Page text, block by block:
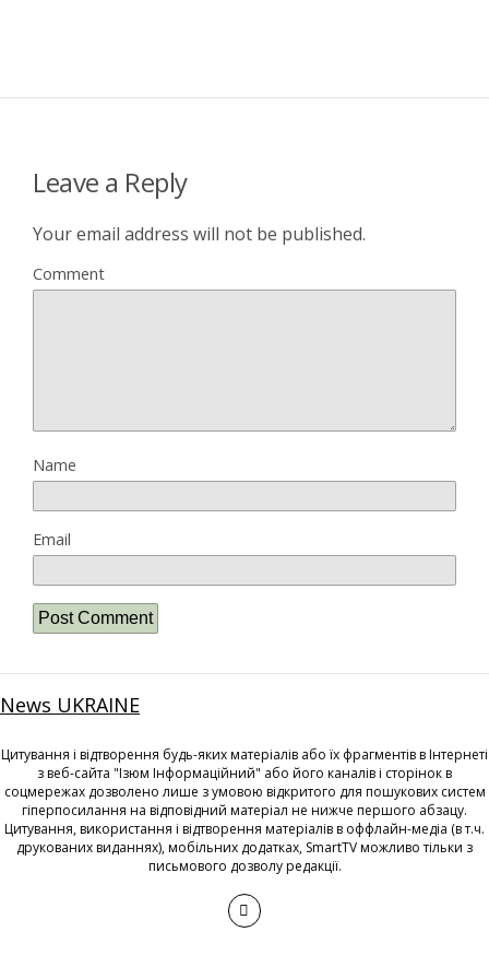
Leave a Reply
Your email address will not be published.
Comment
Name
Email
News UKRAINE
Цитування і відтворення будь-яких матеріалів або їх фрагментів в Інтернеті
з веб-сайта "Ізюм Інформаційний" або його каналів і сторінок в
соцмережах дозволено лише з умовою відкритого для пошукових систем
гіперпосилання на відповідний матеріал не нижче першого абзацу.
Цитування, використання і відтворення матеріалів в оффлайн-медіа (в т.ч.
друкованих виданнях), мобільних додатках, SmartTV можливо тільки з
письмового дозволу редакції.